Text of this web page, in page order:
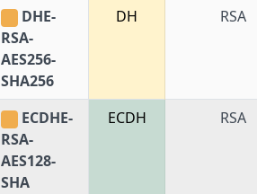
DHE-
RSA-
AES256-
SHA256
DH RSA
ECDHE-
RSA-
AES128-
SHA
ECDH RSA